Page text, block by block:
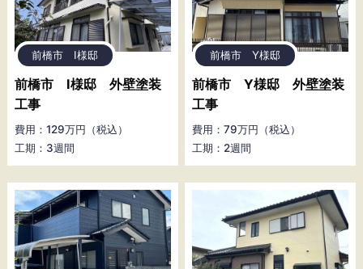
前橋市 I様邸
前橋市 I様邸 外壁塗装
工事
費用：129万円（税込）
工期：3週間
前橋市 Y様邸
前橋市 Y様邸 外壁塗装
工事
費用：79万円（税込）
工期：2週間